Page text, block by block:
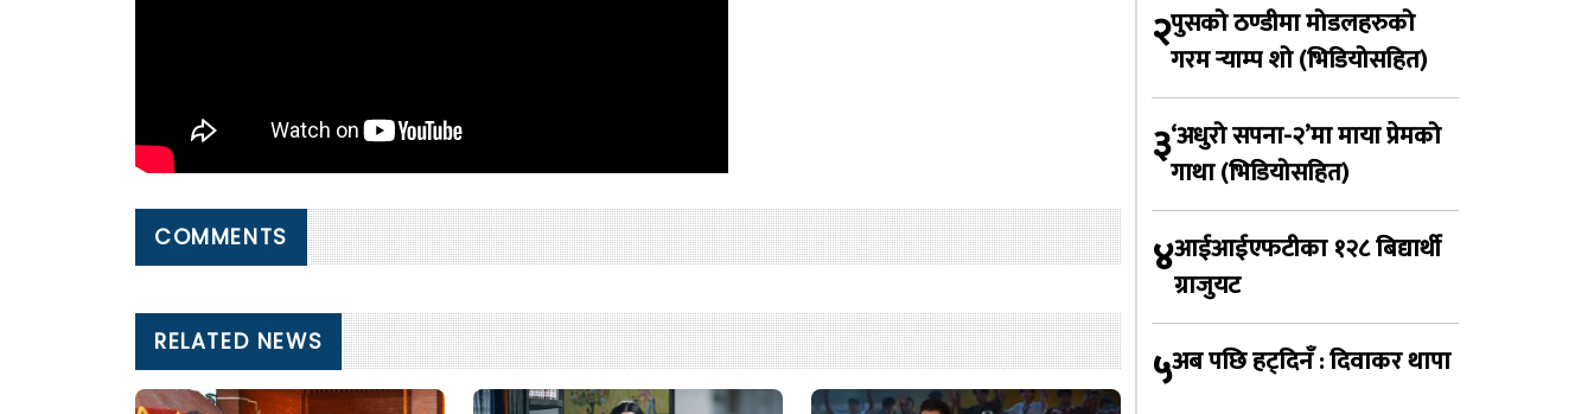
COMMENTS
RELATED NEWS
२पुसको ठण्डीमा मोडलहरुको
गरम र्‍याम्प शो (भिडियोसहित)
३‘अधुरो सपना-२’मा माया प्रेमको
गाथा (भिडियोसहित)
४आईआईएफटीका १२८ बिद्यार्थी
ग्राजुयट
५अब पछि हट्दिनँ : दिवाकर थापा